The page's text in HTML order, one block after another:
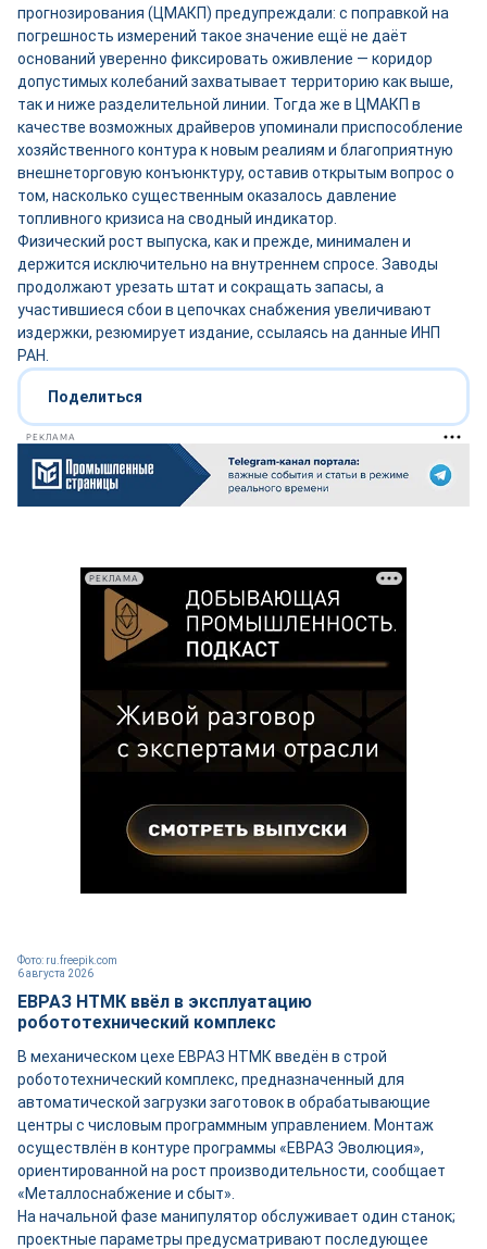
прогнозирования (ЦМАКП) предупреждали: с поправкой на
погрешность измерений такое значение ещё не даёт
оснований уверенно фиксировать оживление — коридор
допустимых колебаний захватывает территорию как выше,
так и ниже разделительной линии. Тогда же в ЦМАКП в
качестве возможных драйверов упоминали приспособление
хозяйственного контура к новым реалиям и благоприятную
внешнеторговую конъюнктуру, оставив открытым вопрос о
том, насколько существенным оказалось давление
топливного кризиса на сводный индикатор.
Физический рост выпуска, как и прежде, минимален и
держится исключительно на внутреннем спросе. Заводы
продолжают урезать штат и сокращать запасы, а
участившиеся сбои в цепочках снабжения увеличивают
издержки, резюмирует издание, ссылаясь на данные ИНП
РАН.
Поделиться
РЕКЛАМА
6 августа 2026
Фото: ru.freepik.com
ЕВРАЗ НТМК ввёл в эксплуатацию
робототехнический комплекс
В механическом цехе ЕВРАЗ НТМК введён в строй
робототехнический комплекс, предназначенный для
автоматической загрузки заготовок в обрабатывающие
центры с числовым программным управлением. Монтаж
осуществлён в контуре программы «ЕВРАЗ Эволюция»,
ориентированной на рост производительности, сообщает
«Металлоснабжение и сбыт».
На начальной фазе манипулятор обслуживает один станок;
проектные параметры предусматривают последующее
РЕКЛАМА